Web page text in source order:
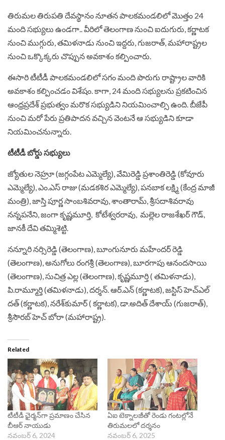
తిరుమల తిరుపతి దేవస్థానం నూతన పాలకమండలిలో మొత్తం 24
మంది సభ్యులు ఉండగా.. వీరిలో తెలంగాణ నుంచి ఐదుగురు, కర్ణాటక
నుంచి ముగ్గురు, తమిళనాడు నుంచి ఇద్దరు, గుజరాత్, మహారాష్ట్రల
నుంచి ఒక్కొక్కరు చొప్పున అవకాశం కల్పించారు.
ఈసారి టీటీడీ పాలకమండలిలో సగం మంది పొరుగు రాష్ట్రాల వారికి
అవకాశం కల్పించడం విశేషం. కాగా, 24 మంది సభ్యులను ప్రకటించిన
ఆంధ్రప్రదేశ్ ప్రభుత్వం మరొక సభ్యుడిని నియమించాల్సి ఉంది. బీజేపీ
నుంచి మరో పేరు ప్రతిపాదన వచ్చిన వెంటనే ఆ సభ్యుడిని కూడా
నియమించనున్నారు.
టీటీడీ బోర్డు సభ్యులు
జ్యోతుల నెహ్రూ (జగ్గంపేట ఎమ్మెల్యే), వేమిరెడ్డి ప్రశాంతిరెడ్డి (కోవూరు
ఎమ్మెల్యే), ఎం.ఎస్‌ రాజు (మడకశిర ఎమ్మెల్యే), పనబాక లక్ష్మి (కేంద్ర మాజీ
మంత్రి), జాస్తి పూర్ణ సాంబశివరావు, శాంతారామ్‌, శ్రీసదాశివరావు
నన్నపనేని, జంగా కృష్ణమూర్తి, కోటేశ్వరరావు, మల్లెల రాజశేఖర్‌ గౌడ్‌,
జానకీ దేవి తమ్మిశెట్టి.
నన్నూరి నర్సిరెడ్డి (తెలంగాణ), బూంగునూరు మహేందర్‌ రెడ్డి
(తెలంగాణ), అనుగోలు రంగశ్రీ (తెలంగాణ), బూరగాపు ఆనందసాయి
(తెలంగాణ), సుచిత్ర ఎల్ల (తెలంగాణ), కృష్ణమూర్తి ( తమిళనాడు),
పి.రామ్మూర్తి (తమిళనాడు), దర్శన్‌. ఆర్‌.ఎన్‌ (కర్ణాటక), జస్టిస్‌ హెచ్‌ఎల్‌
దత్‌ (కర్ణాటక), నరేశ్‌కుమార్‌ ( కర్ణాటక), డా.అదిత్‌ దేశాయ్‌ (గుజరాత్‌),
శ్రీసౌరబ్‌ హెచ్‌ బోరా (మహారాష్ట్ర).
Related
టీటీడీ ఛైర్మన్‌‌గా ప్రమాణం చేసిన
బీఆర్‌ నాయుడు
నవంబర్ 6, 2024
ఏఐ టెక్నాలజీతో రెండు గంటల్లోనే
తిరుమలలో దర్శనం
నవంబర్ 6, 2025